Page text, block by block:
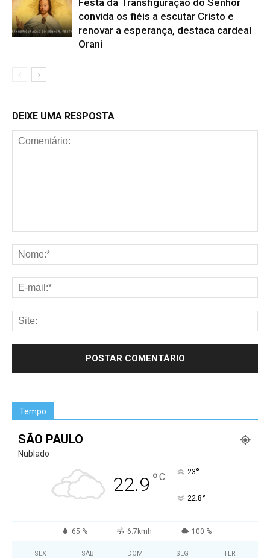
Festa da Transfiguração do Senhor
convida os fiéis a escutar Cristo e
renovar a esperança, destaca cardeal
Orani
DEIXE UMA RESPOSTA
Tempo
SÃO PAULO
Nublado
22.9 °C 23°
22.8°
65 % 6.7kmh 100 %
SEX SÁB DOM SEG TER